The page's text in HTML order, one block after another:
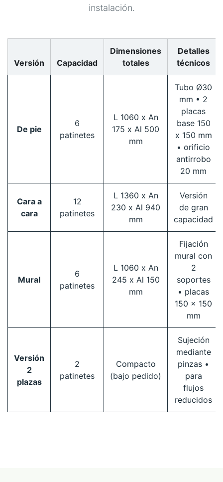
instalación.
Versión Capacidad
Dimensiones
totales
Detalles
técnicos
De pie
6
patinetes
L 1060 x An
175 x Al 500
mm
Tubo Ø30
mm • 2
placas
base 150
x 150 mm
• orificio
antirrobo
20 mm
Cara a
cara
12
patinetes
L 1360 x An
230 x Al 940
mm
Versión
de gran
capacidad
Mural
6
patinetes
L 1060 x An
245 x Al 150
mm
Fijación
mural con
2
soportes
• placas
150 x 150
mm
Versión
2
plazas
2
patinetes
Compacto
(bajo pedido)
Sujeción
mediante
pinzas •
para
flujos
reducidos